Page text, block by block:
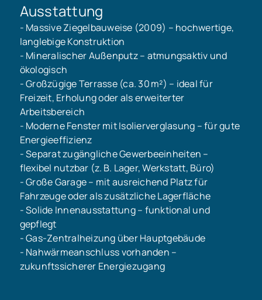
Ausstattung
- Massive Ziegelbauweise (2009) – hochwertige,
langlebige Konstruktion
- Mineralischer Außenputz – atmungsaktiv und
ökologisch
- Großzügige Terrasse (ca. 30 m²) – ideal für
Freizeit, Erholung oder als erweiterter
Arbeitsbereich
- Moderne Fenster mit Isolierverglasung – für gute
Energieeffizienz
- Separat zugängliche Gewerbeeinheiten –
flexibel nutzbar (z. B. Lager, Werkstatt, Büro)
- Große Garage – mit ausreichend Platz für
Fahrzeuge oder als zusätzliche Lagerfläche
- Solide Innenausstattung – funktional und
gepflegt
- Gas-Zentralheizung über Hauptgebäude
- Nahwärmeanschluss vorhanden –
zukunftssicherer Energiezugang